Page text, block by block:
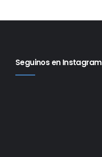
Seguinos en Instagram